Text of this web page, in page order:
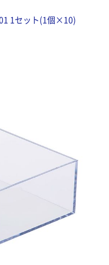
1セット(1個×10)